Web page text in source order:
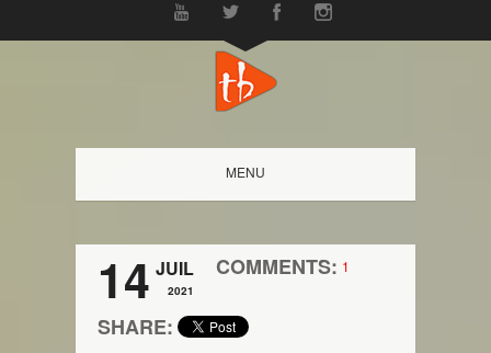
MENU
14 JUIL
2021
COMMENTS: 1
SHARE: